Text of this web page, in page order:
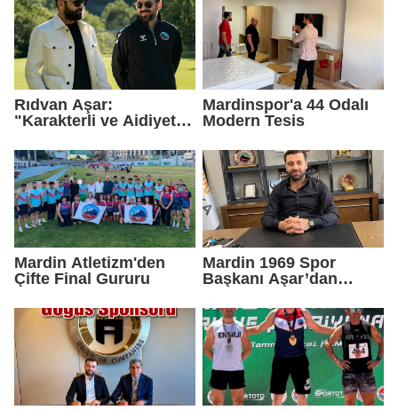
Rıdvan Aşar:
"Karakterli ve Aidiyet
Kadro Kuruyoruz"
Mardinspor'a 44 Odalı
Modern Tesis
Mardin Atletizm'den
Çifte Final Gururu
Mardin 1969 Spor
Başkanı Aşar’dan
tepki: “Bu takım
Mardin’indir”